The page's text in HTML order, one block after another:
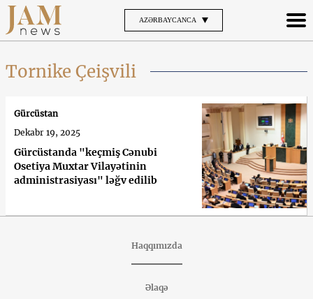
AZƏRBAYCANCA
Tornike Çeişvili
Gürcüstanda "keçmiş Cənubi
Osetiya Muxtar Vilayətinin
administrasiyası" ləğv edilib
Gürcüstan
Dekabr 19, 2025
Haqqımızda
Əlaqə